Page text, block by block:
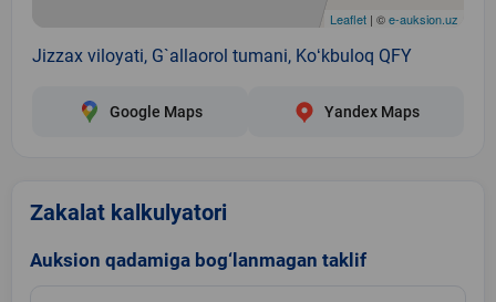
Leaflet | ©e-auksion.uz
Jizzax viloyati, G`allaorol tumani, Koʻkbuloq QFY
Google Maps Yandex Maps
Zakalat kalkulyatori
Auksion qadamiga bog‘lanmagan taklif